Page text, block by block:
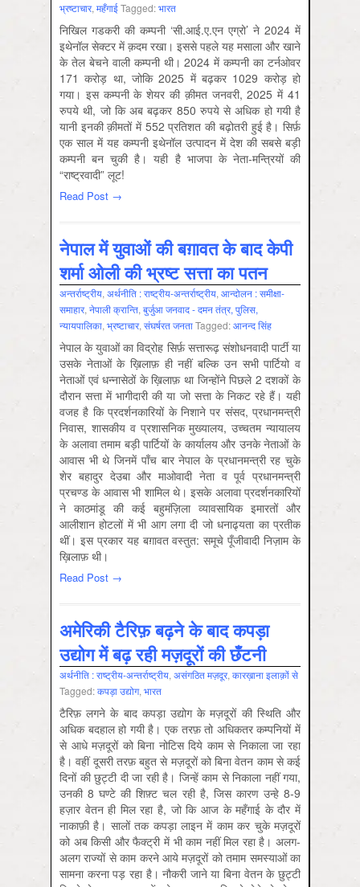
भ्रष्‍टाचार, महँगाईTagged:भारत
निखिल गडकरी की कम्पनी ‘सी.आई.ए.एन एग्रो’ ने 2024 में
इथेनॉल सेक्टर में क़दम रखा। इससे पहले यह मसाला और खाने
के तेल बेचने वाली कम्पनी थी। 2024 में कम्पनी का टर्नओवर
171 करोड़ था, जोकि 2025 में बढ़कर 1029 करोड़ हो
गया। इस कम्पनी के शेयर की क़ीमत जनवरी, 2025 में 41
रुपये थी, जो कि अब बढ़कर 850 रुपये से अधिक हो गयी है
यानी इनकी क़ीमतों में 552 प्रतिशत की बढ़ोतरी हुई है। सिर्फ़
एक साल में यह कम्पनी इथेनॉल उत्पादन में देश की सबसे बड़ी
कम्पनी बन चुकी है। यही है भाजपा के नेता-मन्त्रियों की
“राष्ट्रवादी” लूट!
Read Post →
नेपाल में युवाओं की बग़ावत के बाद केपी
शर्मा ओली की भ्रष्ट सत्ता का पतन
अन्तर्राष्ट्रीय, अर्थनीति : राष्‍ट्रीय-अन्‍तर्राष्‍ट्रीय, आन्‍दोलन : समीक्षा-
समाहार, नेपाली क्रान्ति, बुर्जुआ जनवाद - दमन तंत्र, पुलिस,
न्‍यायपालिका, भ्रष्‍टाचार, संघर्षरत जनताTagged:आनन्‍द सिंह
नेपाल के युवाओं का विद्रोह सिर्फ़ सत्तारूढ़ संशोधनवादी पार्टी या
उसके नेताओं के ख़िलाफ़ ही नहीं बल्कि उन सभी पार्टियो व
नेताओं एवं धन्नासेठों के ख़िलाफ़ था जिन्होंने पिछले 2 दशकों के
दौरान सत्ता में भागीदारी की या जो सत्ता के निकट रहे हैं। यही
वजह है कि प्रदर्शनकारियों के निशाने पर संसद, प्रधानमन्त्री
निवास, शासकीय व प्रशासनिक मुख्यालय, उच्चतम न्यायालय
के अलावा तमाम बड़ी पार्टियों के कार्यालय और उनके नेताओं के
आवास भी थे जिनमें पाँच बार नेपाल के प्रधानमन्त्री रह चुके
शेर बहादुर देउबा और माओवादी नेता व पूर्व प्रधानमन्त्री
प्रचण्ड के आवास भी शामिल थे। इसके अलावा प्रदर्शनकारियों
ने काठमांडू की कई बहुमंज़िला व्यावसायिक इमारतों और
आलीशान होटलों में भी आग लगा दी जो धनाढ्यता का प्रतीक
थीं। इस प्रकार यह बग़ावत वस्तुत: समूचे पूँजीवादी निज़ाम के
ख़िलाफ़ थी।
Read Post →
अमेरिकी टैरिफ़ बढ़ने के बाद कपड़ा
उद्योग में बढ़ रही मज़दूरों की छँटनी
अर्थनीति : राष्‍ट्रीय-अन्‍तर्राष्‍ट्रीय, असंगठित मज़दूर, कारख़ाना इलाक़ों से
Tagged:कपड़ा उद्योग, भारत
टैरिफ़ लगने के बाद कपड़ा उद्योग के मज़दूरों की स्थिति और
अधिक बदहाल हो गयी है। एक तरफ़ तो अधिकतर कम्पनियों में
से आधे मज़दूरों को बिना नोटिस दिये काम से निकाला जा रहा
है। वहीं दूसरी तरफ़ बहुत से मज़दूरों को बिना वेतन काम से कई
दिनों की छुट्टी दी जा रही है। जिन्हें काम से निकाला नहीं गया,
उनकी 8 घण्टे की शिफ़्ट चल रही है, जिस कारण उन्हे 8-9
हज़ार वेतन ही मिल रहा है, जो कि आज के महँगाई के दौर में
नाकाफ़ी है। सालों तक कपड़ा लाइन में काम कर चुके मज़दूरों
को अब किसी और फैक्ट्री में भी काम नहीं मिल रहा है। अलग-
अलग राज्यों से काम करने आये मज़दूरों को तमाम समस्याओं का
सामना करना पड़ रहा है। नौकरी जाने या बिना वेतन के छुट्टी